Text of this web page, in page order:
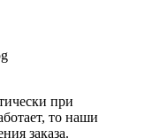
при
то наши
заказа.